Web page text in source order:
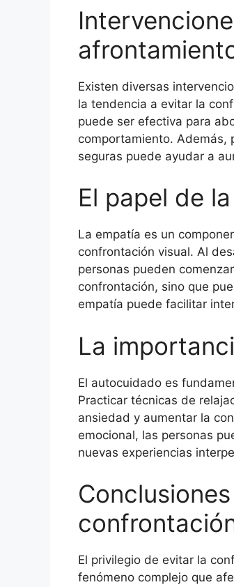
Existen diversas
la tendencia a evitar la
puede ser efectiva para
comportamiento. Además,
seguras puede ayudar a
El papel de
La empatía es un
confrontación visual. Al
personas pueden
confrontación, sino que
empatía puede facilitar
La
El autocuidado es
Practicar técnicas de
ansiedad y aumentar la
emocional, las personas
nuevas experiencias
El privilegio de evitar la
fenómeno complejo que